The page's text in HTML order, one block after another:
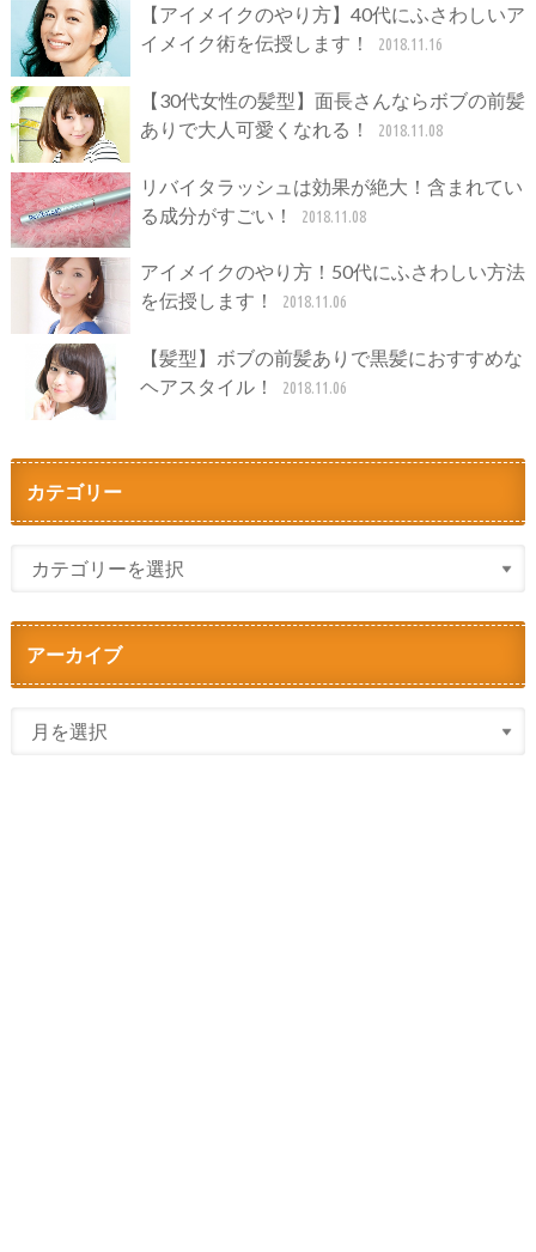
【アイメイクのやり方】40代にふさわしいア
イメイク術を伝授します！
2018.11.16
【30代女性の髪型】面長さんならボブの前髪
ありで大人可愛くなれる！
2018.11.08
リバイタラッシュは効果が絶大！含まれてい
る成分がすごい！
2018.11.08
アイメイクのやり方！50代にふさわしい方法
を伝授します！
2018.11.06
【髪型】ボブの前髪ありで黒髪におすすめな
ヘアスタイル！
2018.11.06
カテゴリー
アーカイブ